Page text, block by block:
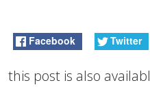
Facebook Twitter
this post is also